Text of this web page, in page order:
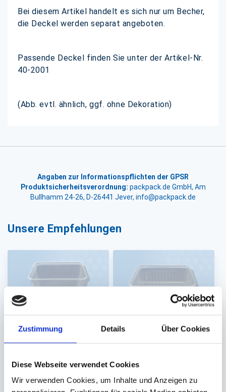
Zustimmung Details Über Cookies
Diese Webseite verwendet Cookies
Wir verwenden Cookies, um Inhalte und Anzeigen zu
Bei diesem Artikel handelt es sich nur um Becher,
die Deckel werden separat angeboten.
Passende Deckel finden Sie unter der Artikel-Nr.
40-2001
(Abb. evtl. ähnlich, ggf. ohne Dekoration)
Angaben zur Informationspflichten der GPSR
Produktsicherheitsverordnung: packpack.de GmbH, Am
Bullhamm 24-26, D-26441 Jever, info@packpack.de
Unsere Empfehlungen
(180x135x115mm)